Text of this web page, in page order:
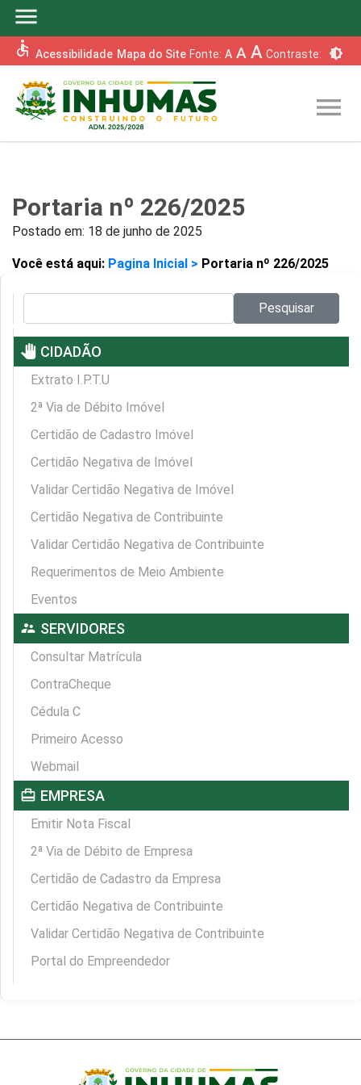
menu
accessible Acessibilidade Mapa do Site Fonte: A A A Contraste: brightness_6
menu
Portaria nº 226/2025
Postado em: 18 de junho de 2025
Você está aqui: Pagina Inicial > Portaria nº 226/2025
Pesquisar
pan_tool CIDADÃO
Extrato I.P.T.U
2ª Via de Débito Imóvel
Certidão de Cadastro Imóvel
Certidão Negativa de Imóvel
Validar Certidão Negativa de Imóvel
Certidão Negativa de Contribuinte
Validar Certidão Negativa de Contribuinte
Requerimentos de Meio Ambiente
Eventos
supervisor_account SERVIDORES
Consultar Matrícula
ContraCheque
Cédula C
Primeiro Acesso
Webmail
card_travel EMPRESA
Emitir Nota Fiscal
2ª Via de Débito de Empresa
Certidão de Cadastro da Empresa
Certidão Negativa de Contribuinte
Validar Certidão Negativa de Contribuinte
Portal do Empreendedor